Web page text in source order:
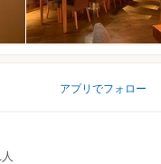
アプリでフォロー